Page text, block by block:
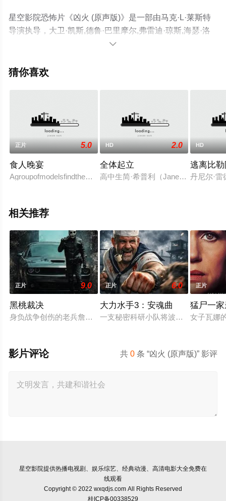
星空影院恐怖片《凶火 (原声版)》是一部由马克·L·莱斯特
导演执导，大卫·凯斯,德鲁·巴里摩尔,弗雷迪·琼斯,海瑟·洛
克莱尔,马丁·辛,乔治·C·斯科特,阿特·卡尼,路易丝·弗莱彻,摩
德,Curtis,Credel,Dick,Warlock,Laurens,Moore,斯坦利·曼,
移步至豆瓣电影、电视猫或剧情网等平台了解。

猜你喜欢
正片 5.0
食人晚宴
HD 2.0
全体起立
高中生简·希普利（Jane Shipley）
HD
逃离比
丹尼尔·
相关推荐
正片 9.0
黑桃裁决
身负战争创伤的老兵詹姆斯·毕肖普警探，正努力回归正常生活
正片 6.0
大力水手3：安魂曲
一支秘密科研小队将波派囚禁在地下
正片
猛尸一
女子瓦娜
共0 条 “凶火 (原声版)” 影评
影片评论
星空影院提供热播电视剧、娱乐综艺、经典动漫、高清电影大全免费在
线观看
Copyright © 2022 wxqdjs.com All Rights Reserved
桂ICP备00338529